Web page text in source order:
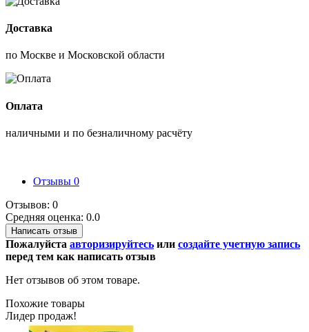
Доставка
по Москве и Московской области
Оплата
наличными и по безналичному расчёту
Отзывы 0
Отзывов: 0
Средняя оценка: 0.0
Написать отзыв
Пожалуйста авторизируйтесь или создайте учетную запись
перед тем как написать отзыв
Нет отзывов об этом товаре.
Похожие товары
Лидер продаж!